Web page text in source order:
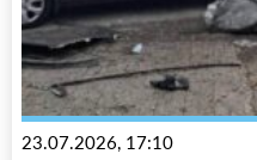
23.07.2026, 17:10